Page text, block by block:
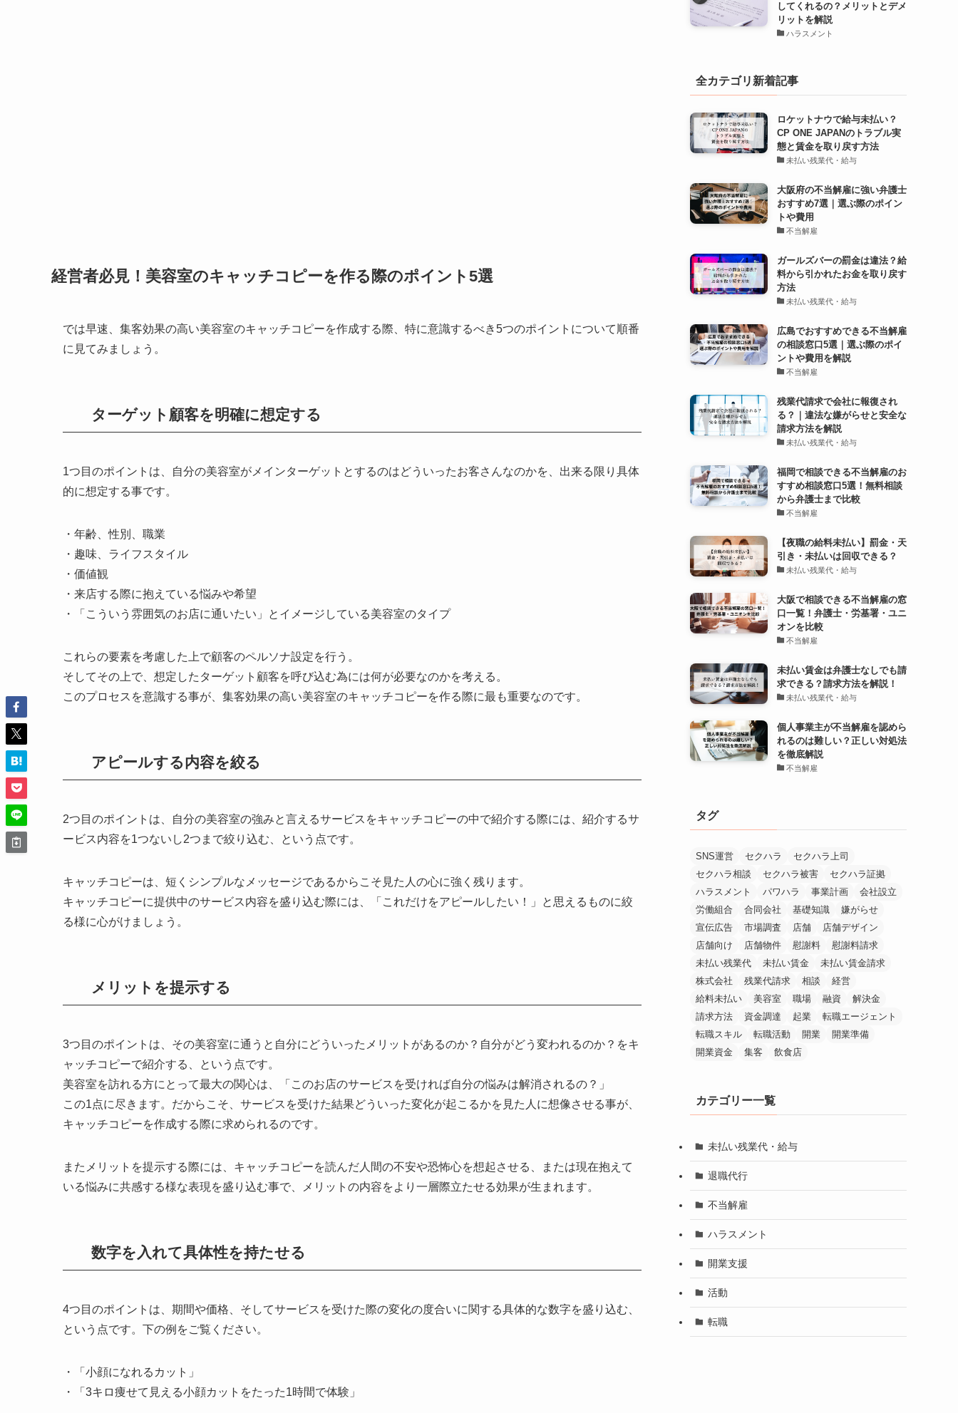
経営者必見！美容室のキャッチコピーを作る際のポイント5選
では早速、集客効果の高い美容室のキャッチコピーを作成する際、特に意識するべき5つのポイントについて順番
に見てみましょう。
ターゲット顧客を明確に想定する
1つ目のポイントは、自分の美容室がメインターゲットとするのはどういったお客さんなのかを、出来る限り具体
的に想定する事です。
・年齢、性別、職業
・趣味、ライフスタイル
・価値観
・来店する際に抱えている悩みや希望
・「こういう雰囲気のお店に通いたい」とイメージしている美容室のタイプ
これらの要素を考慮した上で顧客のペルソナ設定を行う。
そしてその上で、想定したターゲット顧客を呼び込む為には何が必要なのかを考える。
このプロセスを意識する事が、集客効果の高い美容室のキャッチコピーを作る際に最も重要なのです。
アピールする内容を絞る
2つ目のポイントは、自分の美容室の強みと言えるサービスをキャッチコピーの中で紹介する際には、紹介するサ
ービス内容を1つないし2つまで絞り込む、という点です。
キャッチコピーは、短くシンプルなメッセージであるからこそ見た人の心に強く残ります。
キャッチコピーに提供中のサービス内容を盛り込む際には、「これだけをアピールしたい！」と思えるものに絞
る様に心がけましょう。
メリットを提示する
3つ目のポイントは、 その美容室に通うと自分にどういったメリットがあるのか？自分がどう変われるのか？をキ
ャッチコピーで紹介する、という点です。
美容室を訪れる方にとって最大の関心は、「このお店のサービスを受ければ自分の悩みは解消されるの？」
この1点に尽きます。だからこそ、サービスを受けた結果どういった変化が起こるかを見た人に想像させる事が、
キャッチコピーを作成する際に求められるのです。
またメリットを提示する際には、キャッチコピーを読んだ人間の不安や恐怖心を想起させる、または現在抱えて
いる悩みに共感する様な表現を盛り込む事で、メリットの内容をより一層際立たせる効果が生まれます。
数字を入れて具体性を持たせる
4つ目のポイントは、期間や価格、そしてサービスを受けた際の変化の度合いに関する具体的な数字を盛り込む、
という点です。下の例をご覧ください。
・「小顔になれるカット」
・「3キロ痩せて見える小顔カットをたった1時間で体験」
してくれるの？メリットとデメ
リットを解説
ハラスメント
全カテゴリ新着記事
ロケットナウで給与未払い？
CP ONE JAPANのトラブル実
態と賃金を取り戻す方法
未払い残業代・給与
大阪府の不当解雇に強い弁護士
おすすめ7選｜選ぶ際のポイン
トや費用
不当解雇
ガールズバーの罰金は違法？給
料から引かれたお金を取り戻す
方法
未払い残業代・給与
広島でおすすめできる不当解雇
の相談窓口5選｜選ぶ際のポイ
ントや費用を解説
不当解雇
残業代請求で会社に報復され
る？｜違法な嫌がらせと安全な
請求方法を解説
未払い残業代・給与
福岡で相談できる不当解雇のお
すすめ相談窓口5選！無料相談
から弁護士まで比較
不当解雇
【夜職の給料未払い】罰金・天
引き・未払いは回収できる？
未払い残業代・給与
大阪で相談できる不当解雇の窓
口一覧！弁護士・労基署・ユニ
オンを比較
不当解雇
未払い賃金は弁護士なしでも請
求できる？請求方法を解説！
未払い残業代・給与
個人事業主が不当解雇を認めら
れるのは難しい？正しい対処法
を徹底解説
不当解雇
タグ
SNS運営 セクハラ
セクハラ上司
セクハラ相談
セクハラ被害
セクハラ証拠
ハラスメント
パワハラ 事業計画
会社設立
労働組合
合同会社 基礎知識
嫌がらせ
宣伝広告
市場調査 店舗
店舗デザイン
店舗向け
店舗物件 慰謝料
慰謝料請求
未払い残業代
未払い賃金
未払い賃金請求
株式会社
残業代請求 相談
経営
給料未払い
美容室 職場 融資
解決金
請求方法
資金調達 起業
転職エージェント
転職スキル
転職活動 開業
開業準備
開業資金
集客 飲食店
カテゴリー一覧
未払い残業代・給与
退職代行
不当解雇
ハラスメント
開業支援
活動
転職